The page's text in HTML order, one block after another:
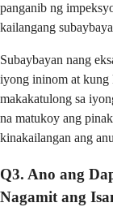
panganib ng
kailangang
Subaybayan nang
iyong ininom at kung
makakatulong sa
na matukoy ang
kinakailangan ang
Q3. Ano ang
Nagamit ang